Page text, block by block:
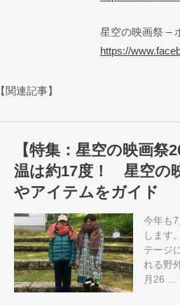
星空の映画祭 –
https://
【関連記事】
【特集：星空の映画祭
温は約17度！ 星空の
やアイテムをガイド
今年も
します
テージ
れる野
月26 …